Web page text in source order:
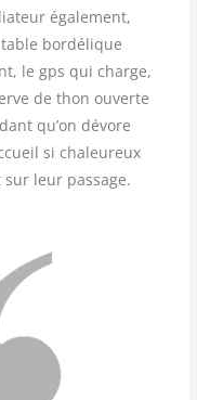
également,
bordélique
le gps qui charge,
de thon ouverte
qu’on dévore
si chaleureux
leur passage.